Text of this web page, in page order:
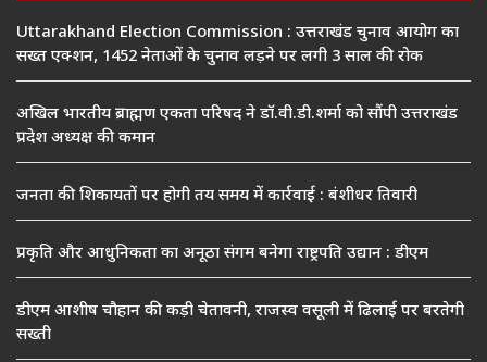
Uttarakhand Election Commission : उत्तराखंड चुनाव आयोग का
सख्त एक्शन, 1452 नेताओं के चुनाव लड़ने पर लगी 3 साल की रोक
अखिल भारतीय ब्राह्मण एकता परिषद ने डॉ.वी.डी.शर्मा को सौंपी उत्तराखंड
प्रदेश अध्यक्ष की कमान
जनता की शिकायतों पर होगी तय समय में कार्रवाई : बंशीधर तिवारी
प्रकृति और आधुनिकता का अनूठा संगम बनेगा राष्ट्रपति उद्यान : डीएम
डीएम आशीष चौहान की कड़ी चेतावनी, राजस्व वसूली में ढिलाई पर बरतेगी
सख्ती